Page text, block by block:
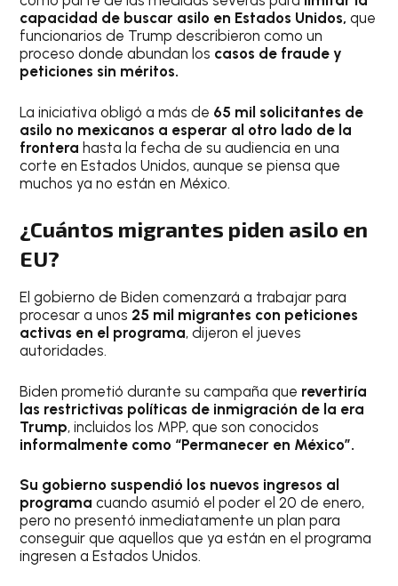
capacidad de buscar asilo en Estados Unidos, que
funcionarios de Trump describieron como un
proceso donde abundan los casos de fraude y
peticiones sin méritos.
La iniciativa obligó a más de 65 mil solicitantes de
asilo no mexicanos a esperar al otro lado de la
fronterahasta la fecha de su audiencia en una
corte en Estados Unidos, aunque se piensa que
muchos ya no están en México.
¿Cuántos migrantes piden asilo en
EU?
El gobierno de Biden comenzará a trabajar para
procesar a unos 25 mil migrantes con peticiones
activas en el programa, dijeron el jueves
autoridades.
Biden prometió durante su campaña que revertiría
las restrictivas políticas de inmigración de la era
Trump, incluidos los MPP, que son conocidos
informalmente como “Permanecer en México”.
Su gobierno suspendió los nuevos ingresos al
programa cuando asumió el poder el 20 de enero,
pero no presentó inmediatamente un plan para
conseguir que aquellos que ya están en el programa
ingresen a Estados Unidos.